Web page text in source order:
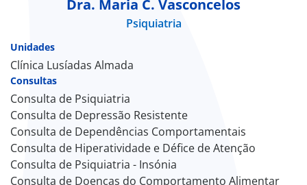
Sport
a nós
Dra. Maria C. Vasconcelos
Psiquiatria
Unidades
Clínica Lusíadas Almada
Consultas
Consulta de Psiquiatria
Consulta de Depressão Resistente
Consulta de Dependências Comportamentais
Consulta de Hiperatividade e Défice de Atenção
Consulta de Psiquiatria - Insónia
Consulta de Doenças do Comportamento Alimentar